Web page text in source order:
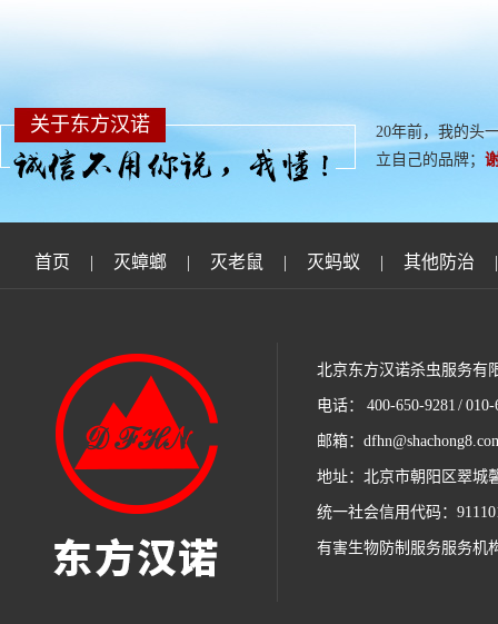
关于东方汉诺
20年前，我的头
立自己的品牌；
首页 | 灭蟑螂 | 灭老鼠 | 灭蚂蚁 | 其他防治 |
北京东方汉诺杀虫服务有
电话： 400-650-9281 / 010-
邮箱：
地址：北京市朝阳区翠城
统一社会信用代码：
有害生物防制服务服务机